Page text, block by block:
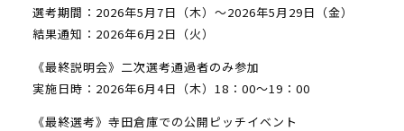
選考期間：2026年5月7日（木）～2026年5月29日（金）
結果通知：2026年6月2日（火）
《最終説明会》二次選考通過者のみ参加
実施日時：2026年6月4日（木）18：00～19：00
《最終選考》寺田倉庫での公開ピッチイベント